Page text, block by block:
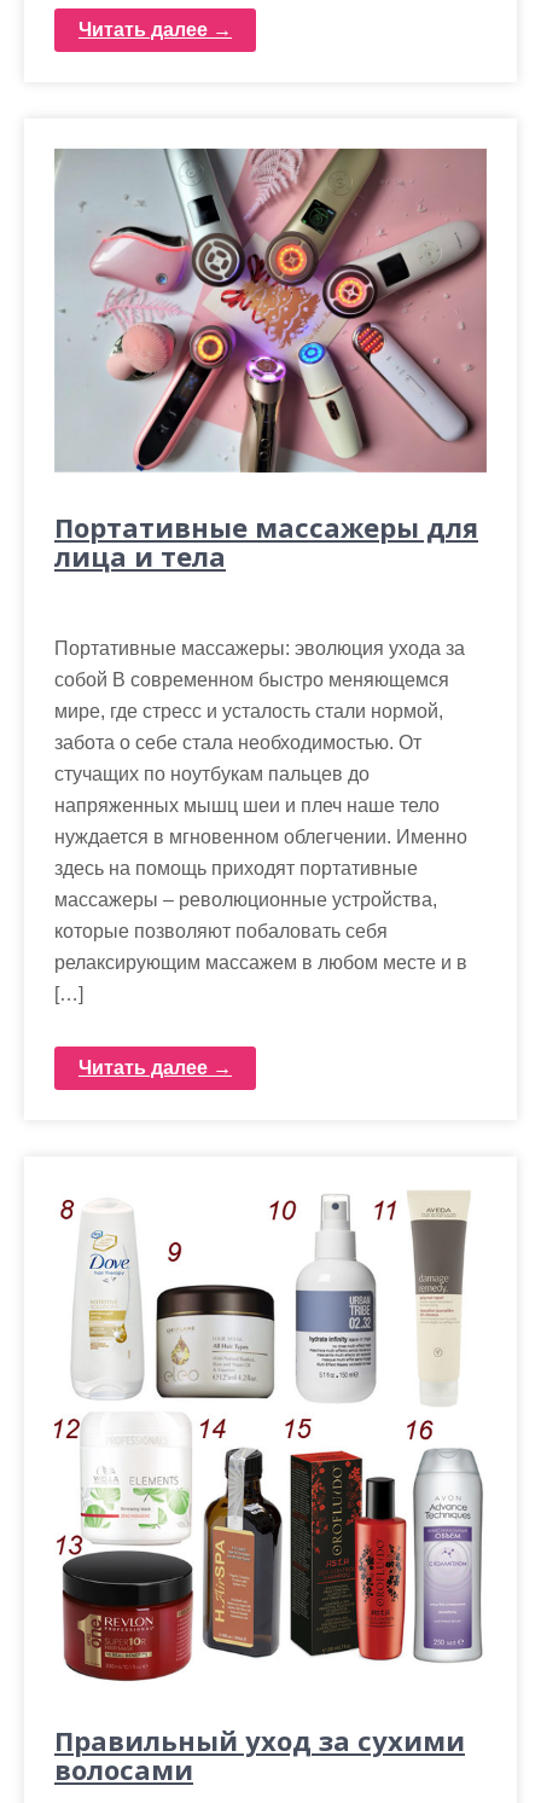
Читать далее →
Портативные масcажеры для
лица и тела
Портативные массажеры: эволюция ухода за
собой В современном быстро меняющемся
мире, где стресс и усталость стали нормой,
забота о себе стала необходимостью. От
стучащих по ноутбукам пальцев до
напряженных мышц шеи и плеч наше тело
нуждается в мгновенном облегчении. Именно
здесь на помощь приходят портативные
массажеры – революционные устройства,
которые позволяют побаловать себя
релаксирующим массажем в любом месте и в
[…]
Читать далее →
Правильный уход за сухими
волосами